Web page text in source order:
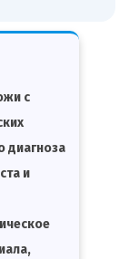
с
диагноза
и